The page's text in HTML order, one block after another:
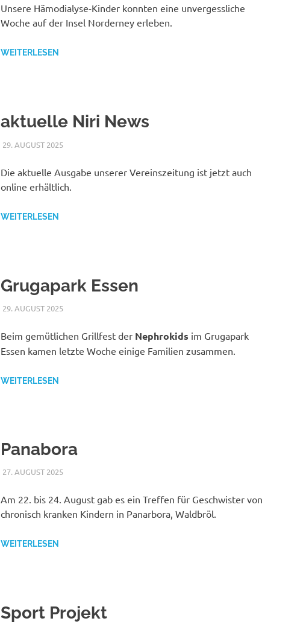
Unsere Hämodialyse-Kinder konnten eine unvergessliche
Woche auf der Insel Norderney erleben.
WEITERLESEN
aktuelle Niri News
29. AUGUST 2025NICOLE.BETH
ALLGEMEIN
Die aktuelle Ausgabe unserer Vereinszeitung ist jetzt auch
online erhältlich.
WEITERLESEN
Grugapark Essen
29. AUGUST 2025NICOLE.BETH
ALLGEMEIN
Beim gemütlichen Grillfest der Nephrokids im Grugapark
Essen kamen letzte Woche einige Familien zusammen.
WEITERLESEN
Panabora
27. AUGUST 2025NICOLE.BETH
ALLGEMEIN
Am 22. bis 24. August gab es ein Treffen für Geschwister von
chronisch kranken Kindern in Panarbora, Waldbröl.
WEITERLESEN
Sport Projekt